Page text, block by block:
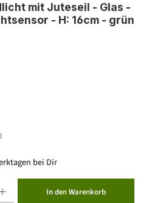
mit Juteseil - Glas -
- H: 16cm - grün
bei Dir
In den Warenkorb